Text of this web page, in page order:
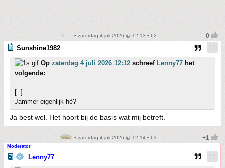
• zaterdag 4 juli 2026 @ 12:13 • 62
Sunshine1982
Op zaterdag 4 juli 2026 12:12 schreef Lenny77 het
volgende:
[..]
Jammer eigenlijk hè?
Ja best wel. Het hoort bij de basis wat mij betreft.
• zaterdag 4 juli 2026 @ 12:14 • 63
Moderator
Lenny77